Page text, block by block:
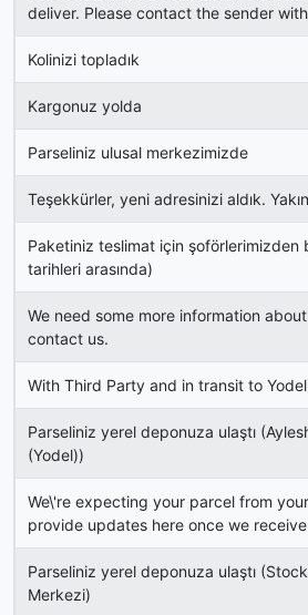
deliver. Please contact the sender
Kolinizi topladık
Kargonuz yolda
Parseliniz ulusal merkezimizde
Teşekkürler, yeni adresinizi aldık.
Paketiniz teslimat için şoförlerimizden
tarihleri ​​arasında)
We need some more information
contact us.
With Third Party and in transit to Yodel
Parseliniz yerel deponuza ulaştı
(Yodel))
We\'re expecting your parcel from
provide updates here once we
Parseliniz yerel deponuza ulaştı
Merkezi)